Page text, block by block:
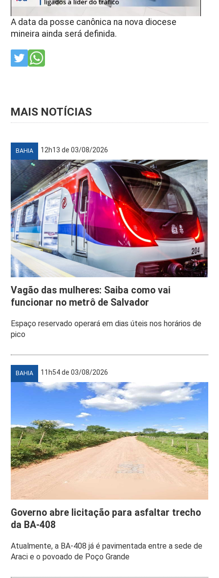
A data da posse canônica na nova diocese
mineira ainda será definida.
MAIS NOTÍCIAS
BAHIA 12h13 de 03/08/2026
Vagão das mulheres: Saiba como vai
funcionar no metrô de Salvador
Espaço reservado operará em dias úteis nos horários de
pico
BAHIA 11h54 de 03/08/2026
Governo abre licitação para asfaltar trecho
da BA-408
Atualmente, a BA-408 já é pavimentada entre a sede de
Araci e o povoado de Poço Grande